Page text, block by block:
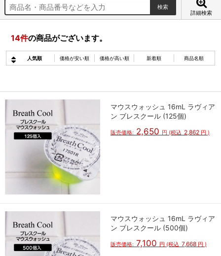
詳細検索
14件の商品がございます。
人気順 価格が安い順 価格が高い順 新着順 商品名順
マウスウォッシュ 16mL ラヴィア
ン ブレスクール (125個)
販売価格: 2,650 円 (税込 2,862 円 )
マウスウォッシュ 16mL ラヴィア
ン ブレスクール (500個)
販売価格: 7,100 円 (税込 7,668 円 )